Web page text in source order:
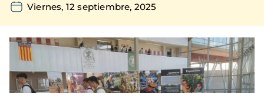
Viernes, 12 septiembre, 2025